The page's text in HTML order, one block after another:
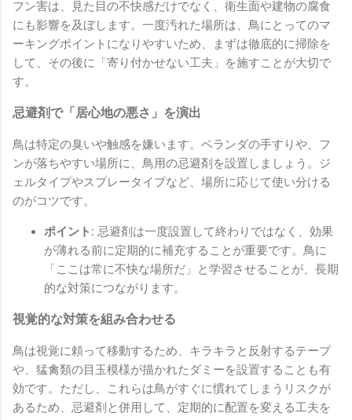
フン害は、見た目の不快感だけでなく、衛生面や建物の腐食
にも影響を及ぼします。一度汚れた場所は、鳥にとってのマ
ーキングポイントになりやすいため、まずは徹底的に掃除を
して、その後に「寄り付かせない工夫」を施すことが大切で
す。
忌避剤で「居心地の悪さ」を演出
鳥は特定の臭いや触感を嫌います。ベランダの手すりや、フ
ンが落ちやすい場所に、鳥用の忌避剤を設置しましょう。ジ
ェルタイプやスプレータイプなど、場所に応じて使い分ける
のがコツです。
ポイント: 忌避剤は一度設置して終わりではなく、効果
が薄れる前に定期的に補充することが重要です。鳥に
「ここは常に不快な場所だ」と学習させることが、長期
的な対策につながります。
視覚的な対策を組み合わせる
鳥は視覚に頼って移動するため、キラキラと反射するテープ
や、猛禽類の目玉模様が描かれたダミーを設置することも有
効です。ただし、これらは鳥がすぐに慣れてしまうリスクが
あるため、忌避剤と併用して、定期的に配置を変える工夫を